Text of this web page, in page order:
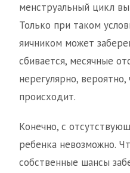
менструальный цикл
Только при таком
яичником может
сбивается, месячные
нерегулярно,
происходит.
Конечно, с
ребенка невозможно.
собственные шансы